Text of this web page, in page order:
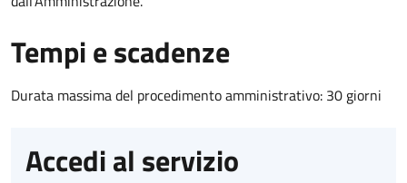
Tempi e scadenze
Durata massima del procedimento amministrativo: 30 giorni
Accedi al servizio